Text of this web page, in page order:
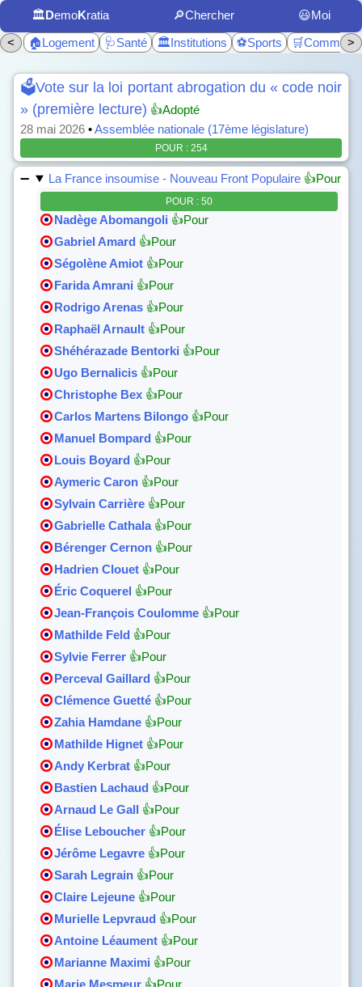
🏛️DemoKratia 🔎Chercher
😃Moi
<
🏠Logement 🩺Santé 🏛️Institutions ⚽Sports >
🗳️Vote sur la loi portant abrogation du « code noir
» (première lecture) 👍Adopté
28 mai 2026 •Assemblée nationale (17ème législature)
POUR : 254
La France insoumise - Nouveau Front Populaire 👍Pour
POUR : 50
Nadège Abomangoli 👍Pour
Gabriel Amard 👍Pour
Ségolène Amiot 👍Pour
Farida Amrani 👍Pour
Rodrigo Arenas 👍Pour
Raphaël Arnault 👍Pour
Shéhérazade Bentorki 👍Pour
Ugo Bernalicis 👍Pour
Christophe Bex 👍Pour
Carlos Martens Bilongo 👍Pour
Manuel Bompard 👍Pour
Louis Boyard 👍Pour
Aymeric Caron 👍Pour
Sylvain Carrière 👍Pour
Gabrielle Cathala 👍Pour
Bérenger Cernon 👍Pour
Hadrien Clouet 👍Pour
Éric Coquerel 👍Pour
Jean-François Coulomme 👍Pour
Mathilde Feld 👍Pour
Sylvie Ferrer 👍Pour
Perceval Gaillard 👍Pour
Clémence Guetté 👍Pour
Zahia Hamdane 👍Pour
Mathilde Hignet 👍Pour
Andy Kerbrat 👍Pour
Bastien Lachaud 👍Pour
Arnaud Le Gall 👍Pour
Élise Leboucher 👍Pour
Jérôme Legavre 👍Pour
Sarah Legrain 👍Pour
Claire Lejeune 👍Pour
Murielle Lepvraud 👍Pour
Antoine Léaument 👍Pour
Marianne Maximi 👍Pour
Marie Mesmeur 👍Pour